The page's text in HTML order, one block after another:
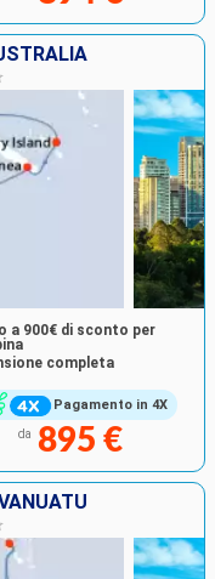
Pagamento in 4X
a 900€ di sconto per
completa
da 895 €